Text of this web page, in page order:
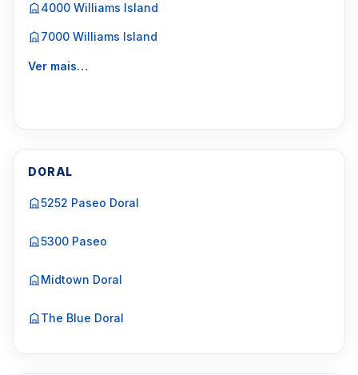
4000 Williams Island
7000 Williams Island
Ver mais…
DORAL
5252 Paseo Doral
5300 Paseo
Midtown Doral
The Blue Doral